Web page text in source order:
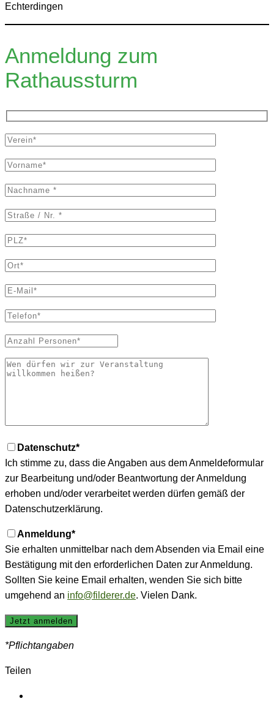
Echterdingen
Anmeldung zum
Rathaussturm
Datenschutz*
Ich stimme zu, dass die Angaben aus dem Anmeldeformular
zur Bearbeitung und/oder Beantwortung der Anmeldung
erhoben und/oder verarbeitet werden dürfen gemäß der
Datenschutzerklärung.
Anmeldung*
Sie erhalten unmittelbar nach dem Absenden via Email eine
Bestätigung mit den erforderlichen Daten zur Anmeldung.
Sollten Sie keine Email erhalten, wenden Sie sich bitte
umgehend an info@filderer.de. Vielen Dank.
*Pflichtangaben
Teilen